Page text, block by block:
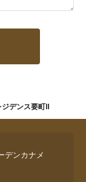
ジデンス要町Ⅱ
デンカナメ